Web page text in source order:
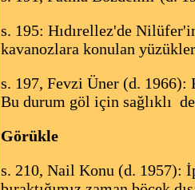
s. 195: Hıdırellez'de
kavanozlara konulan
s. 197, Fevzi Üner (d.
Bu durum göl için sağlıklı
Görükle
s. 210, Nail Konu (d. 1957):